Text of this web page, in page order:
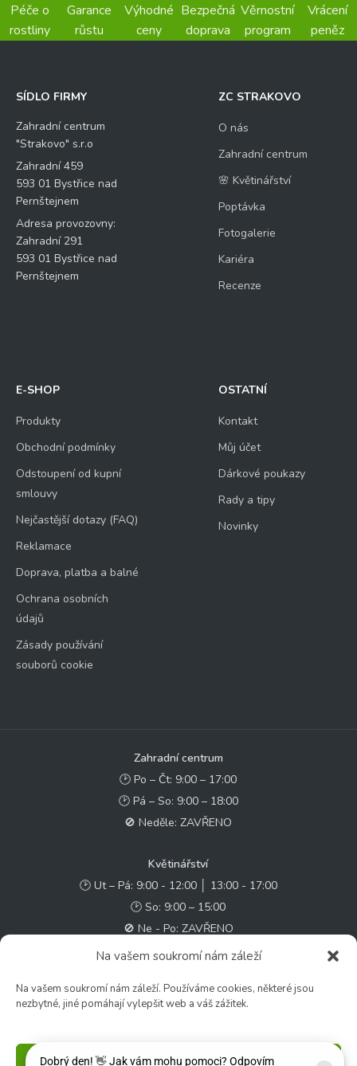
Na vašem soukromí nám záleží
Na vašem soukromí nám záleží. Používáme cookies, některé jsou
nezbytné, jiné pomáhají vylepšit web a váš zážitek.
Příjmout
Péče o
rostliny
Garance
růstu
Výhodné
ceny
Bezpečná
doprava
Věrnostní
program
Vrácení
peněz
SÍDLO FIRMY
Zahradní centrum
"Strakovo" s.r.o
Zahradní 459
593 01 Bystřice nad
Pernštejnem
Adresa provozovny:
Zahradní 291
593 01 Bystřice nad
Pernštejnem
ZC STRAKOVO
O nás
Zahradní centrum
🌸 Květinářství
Poptávka
Fotogalerie
Kariéra
Recenze
E-SHOP
Produkty
Obchodní podmínky
Odstoupení od kupní
smlouvy
Nejčastější dotazy (FAQ)
Reklamace
Doprava, platba a balné
Ochrana osobních
údajů
Zásady používání
souborů cookie
OSTATNÍ
Kontakt
Můj účet
Dárkové poukazy
Rady a tipy
Novinky
Zahradní centrum
🕑 Po – Čt: 9:00 – 17:00
🕑 Pá – So: 9:00 – 18:00
🚫 Neděle: ZAVŘENO
Květinářství
🕑 Ut – Pá: 9:00 - 12:00 │ 13:00 - 17:00
🕑 So: 9:00 – 15:00
🚫 Ne - Po: ZAVŘENO
✉️ e-shop@zcstrakovo.cz